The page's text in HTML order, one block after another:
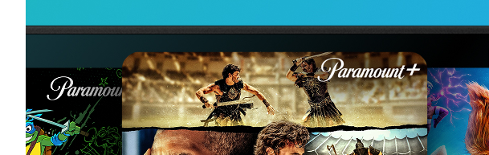
Фільми і серіали Paramount+ можна дивитись українською на
платформах MEGOGO і Київстар ТБ